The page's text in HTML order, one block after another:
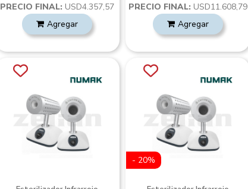
PRECIO FINAL: USD4.357,57
Agregar
PRECIO FINAL: USD11.608,79
Agregar
- 20%